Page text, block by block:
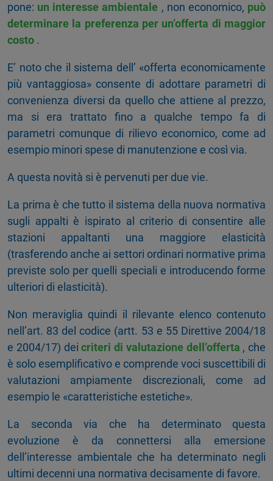
pone: un interesse ambientale , non economico, può
determinare la preferenza per un’offerta di maggior
costo .
E’ noto che il sistema dell’ «offerta economicamente
più vantaggiosa» consente di adottare parametri di
convenienza diversi da quello che attiene al prezzo,
ma si era trattato fino a qualche tempo fa di
parametri comunque di rilievo economico, come ad
esempio minori spese di manutenzione e così via.
A questa novità si è pervenuti per due vie.
La prima è che tutto il sistema della nuova normativa
sugli appalti è ispirato al criterio di consentire alle
stazioni appaltanti una maggiore elasticità
(trasferendo anche ai settori ordinari normative prima
previste solo per quelli speciali e introducendo forme
ulteriori di elasticità).
Non meraviglia quindi il rilevante elenco contenuto
nell’art. 83 del codice (artt. 53 e 55 Direttive 2004/18
e 2004/17) deicriteri di valutazione dell’offerta , che
è solo esemplificativo e comprende voci suscettibili di
valutazioni ampiamente discrezionali, come ad
esempio le «caratteristiche estetiche».
La seconda via che ha determinato questa
evoluzione è da connettersi alla emersione
dell’interesse ambientale che ha determinato negli
ultimi decenni una normativa decisamente di favore.